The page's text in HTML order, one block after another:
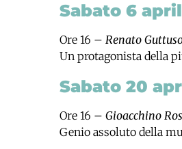
Sabato 6
Ore 16 – Renato
Un protagonista della
Sabato 20
Ore 16 – Gioacchino
Genio assoluto della